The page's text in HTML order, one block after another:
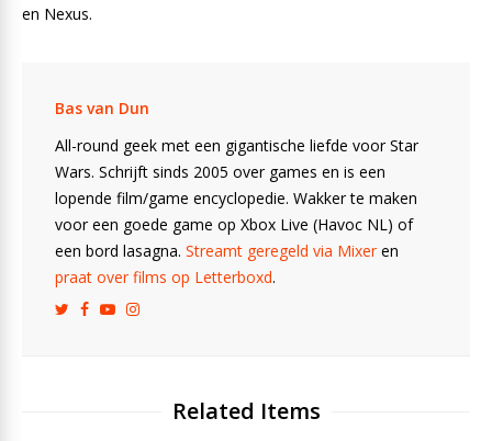
en Nexus.
Bas van Dun
All-round geek met een gigantische liefde voor Star
Wars. Schrijft sinds 2005 over games en is een
lopende film/game encyclopedie. Wakker te maken
voor een goede game op Xbox Live (Havoc NL) of
een bord lasagna. Streamt geregeld via Mixeren
praat over films op Letterboxd.
Related Items